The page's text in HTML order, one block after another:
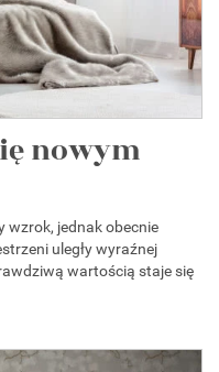
nowym
wzrok, jednak obecnie
uległy wyraźnej
wartością staje się